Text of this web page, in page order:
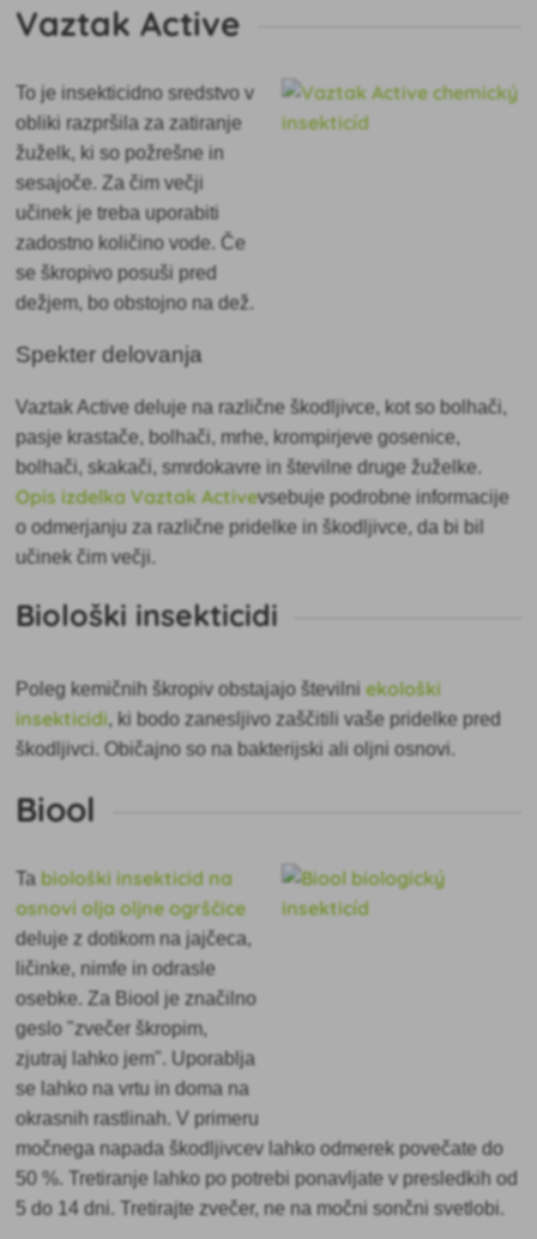
Vaztak Active
To je insekticidno sredstvo v
obliki razpršila za zatiranje
žuželk, ki so požrešne in
sesajoče. Za čim večji
učinek je treba uporabiti
zadostno količino vode. Če
se škropivo posuši pred
dežjem, bo obstojno na dež.
Spekter delovanja
Vaztak Active deluje na različne škodljivce, kot so bolhači,
pasje krastače, bolhači, mrhe, krompirjeve gosenice,
bolhači, skakači, smrdokavre in številne druge žuželke.
Opis izdelka Vaztak Activevsebujepodrobne informacije
o odmerjanju za različne pridelke in škodljivce, da bi bil
učinek čim večji.
Biološki insekticidi
Poleg kemičnih škropiv obstajajo številniekološki
insekticidi, ki bodo zanesljivo zaščitili vaše pridelke pred
škodljivci. Običajno so na bakterijski ali oljni osnovi.
Biool
Ta biološki insekticid na
osnovi olja oljne ogrščice
deluje z dotikom na jajčeca,
ličinke, nimfe in odrasle
osebke. Za Biool je značilno
geslo "zvečer škropim,
zjutraj lahko jem". Uporablja
se lahko na vrtu in doma na
okrasnih rastlinah. V primeru
močnega napada škodljivcev lahko odmerek povečate do
50 %. Tretiranje lahko po potrebi ponavljate v presledkih od
5 do 14 dni. Tretirajte zvečer, ne na močni sončni svetlobi.